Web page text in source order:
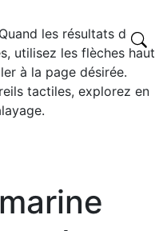
Quand les résultats de
utilisez les flèches haut
à la page désirée.
tactiles, explorez en